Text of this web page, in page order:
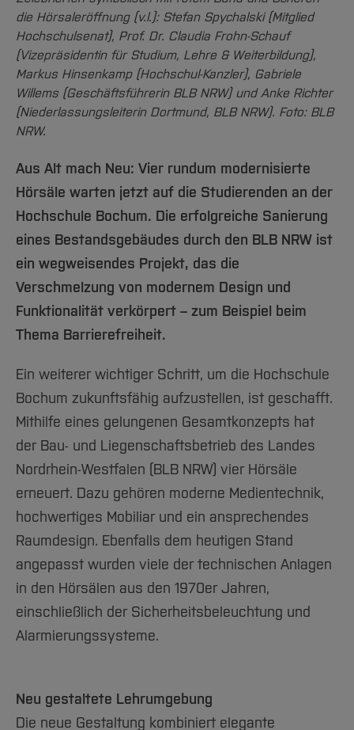
Arbeiten im FB G
Forschung und Projekte
International
Team
Service
Studiengänge
Studieninteressierte
Aktuelles
Studium
Fachgruppen
Forschung und Entwicklung
International
Service
Amtliche Bekanntmachungen
Notfall-Infos
BO Shop
Familiengerechte Hochschule
Gleichstellung
Diskriminierungsfreie Hochschule
Vertretungen
Wahlen
Hochschulbibliothek
Hochschulkommunikation
International Office
Medienzentrum
qed-Stiftung
die Hörsaleröffnung (v.l.): Stefan Spychalski (Mitglied
Hochschulsenat), Prof. Dr. Claudia Frohn-Schauf
(Vizepräsidentin für Studium, Lehre & Weiterbildung),
Markus Hinsenkamp (Hochschul-Kanzler), Gabriele
Willems (Geschäftsführerin BLB NRW) und Anke Richter
(Niederlassungsleiterin Dortmund, BLB NRW). Foto: BLB
NRW.
Aus Alt mach Neu: Vier rundum modernisierte
Hörsäle warten jetzt auf die Studierenden an der
Hochschule Bochum. Die erfolgreiche Sanierung
eines Bestandsgebäudes durch den BLB NRW ist
ein wegweisendes Projekt, das die
Verschmelzung von modernem Design und
Funktionalität verkörpert – zum Beispiel beim
Thema Barrierefreiheit.
Ein weiterer wichtiger Schritt, um die Hochschule
Bochum zukunftsfähig aufzustellen, ist geschafft.
Mithilfe eines gelungenen Gesamtkonzepts hat
der Bau- und Liegenschaftsbetrieb des Landes
Nordrhein-Westfalen (BLB NRW) vier Hörsäle
erneuert. Dazu gehören moderne Medientechnik,
hochwertiges Mobiliar und ein ansprechendes
Raumdesign. Ebenfalls dem heutigen Stand
angepasst wurden viele der technischen Anlagen
in den Hörsälen aus den 1970er Jahren,
einschließlich der Sicherheitsbeleuchtung und
Alarmierungssysteme.
Neu gestaltete Lehrumgebung
Die neue Gestaltung kombiniert elegante